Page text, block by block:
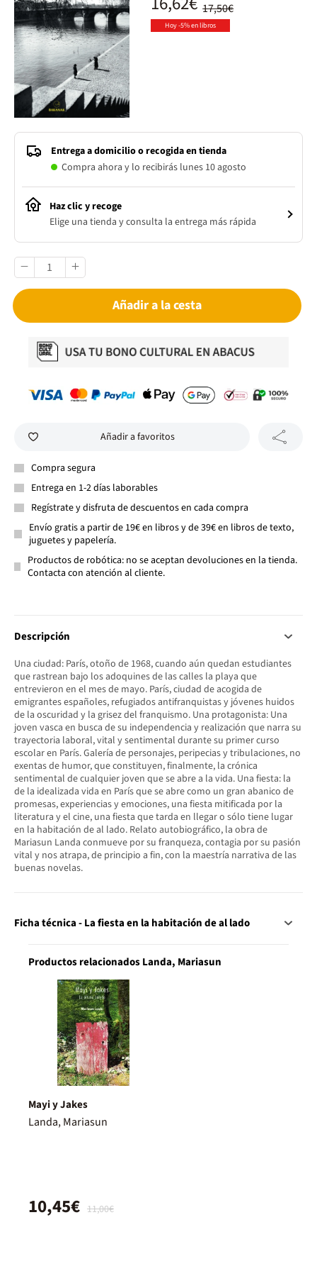
17,50€
Hoy -5% en libros
Entrega a domicilio o recogida en tienda
Compra ahora y lo recibirás lunes 10 agosto
Haz clic y recoge
Elige una tienda y consulta la entrega más rápida
Añadir a la cesta
Añadir a favoritos
Compra segura
Entrega en 1-2 días laborables
Regístrate y disfruta de descuentos en cada compra
Envío gratis a partir de 19€ en libros y de 39€ en libros de texto,
juguetes y papelería.
Productos de robótica: no se aceptan devoluciones en la tienda.
Contacta con atención al cliente.
Descripción
Una ciudad: París, otoño de 1968, cuando aún quedan estudiantes
que rastrean bajo los adoquines de las calles la playa que
entrevieron en el mes de mayo. París, ciudad de acogida de
emigrantes españoles, refugiados antifranquistas y jóvenes huidos
de la oscuridad y la grisez del franquismo. Una protagonista: Una
joven vasca en busca de su independencia y realización que narra su
trayectoria laboral, vital y sentimental durante su primer curso
escolar en París. Galería de personajes, peripecias y tribulaciones, no
exentas de humor, que constituyen, finalmente, la crónica
sentimental de cualquier joven que se abre a la vida. Una fiesta: la
de la idealizada vida en París que se abre como un gran abanico de
promesas, experiencias y emociones, una fiesta mitificada por la
literatura y el cine, una fiesta que tarda en llegar o sólo tiene lugar
en la habitación de al lado. Relato autobiográfico, la obra de
Mariasun Landa conmueve por su franqueza, contagia por su pasión
vital y nos atrapa, de principio a fin, con la maestría narrativa de las
buenas novelas.
Ficha técnica - La fiesta en la habitación de al lado
Productos relacionados Landa, Mariasun
Mayi y Jakes
Landa, Mariasun
11,00€
10,45€